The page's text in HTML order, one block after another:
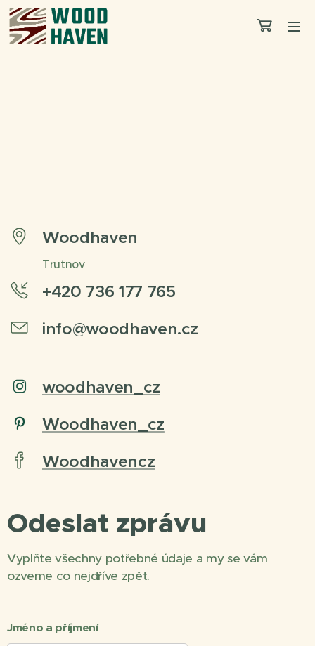
Woodhaven
Trutnov
+420 736 177 765
info@woodhaven.cz
woodhaven_cz
Woodhaven_cz
Woodhavencz
Odeslat zprávu
Vyplňte všechny potřebné údaje a my se vám
ozveme co nejdříve zpět.
Jméno a příjmení